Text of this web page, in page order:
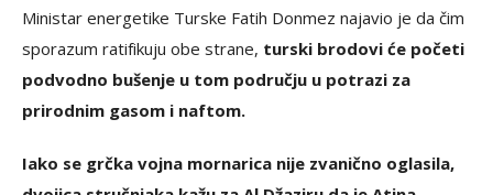
Ministar energetike Turske Fatih Donmez najavio je da čim
sporazum ratifikuju obe strane, turski brodovi će početi
podvodno bušenje u tom području u potrazi za
prirodnim gasom i naftom.
Iako se grčka vojna mornarica nije zvanično oglasila,